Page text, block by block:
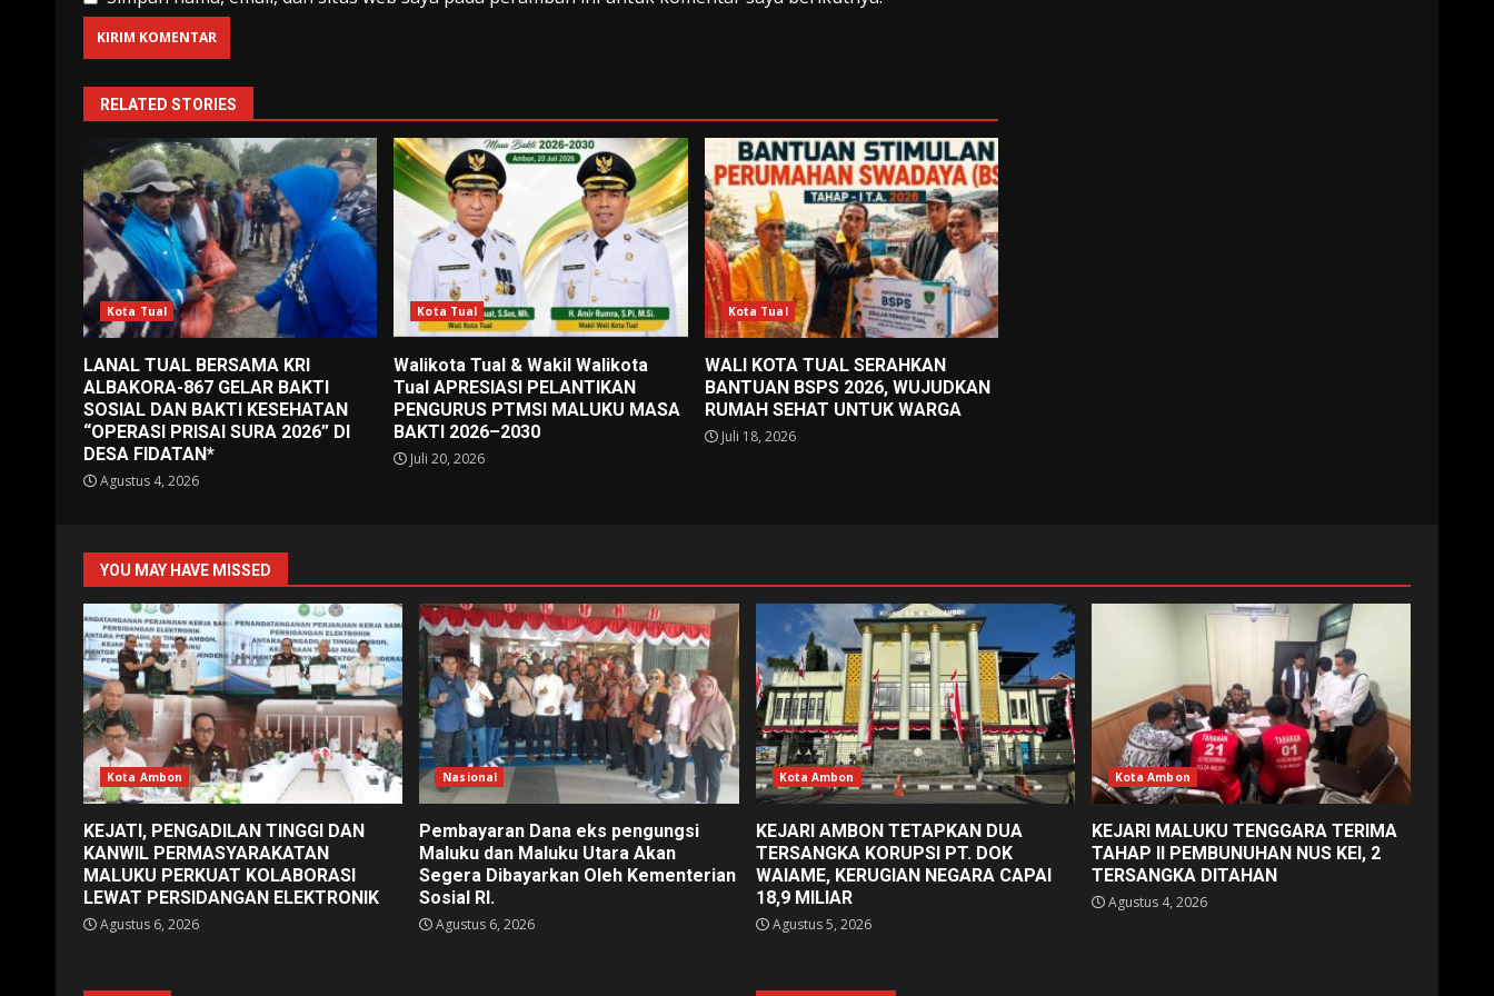
RELATED STORIES
Kota Tual
LANAL TUAL BERSAMA KRI
ALBAKORA-867 GELAR BAKTI
SOSIAL DAN BAKTI KESEHATAN
“OPERASI PRISAI SURA 2026” DI
DESA FIDATAN*
Agustus 4, 2026
Kota Tual
Walikota Tual & Wakil Walikota
Tual APRESIASI PELANTIKAN
PENGURUS PTMSI MALUKU MASA
BAKTI 2026–2030
Juli 20, 2026
Kota Tual
WALI KOTA TUAL SERAHKAN
BANTUAN BSPS 2026, WUJUDKAN
RUMAH SEHAT UNTUK WARGA
Juli 18, 2026
YOU MAY HAVE MISSED
Kota Ambon
KEJATI, PENGADILAN TINGGI DAN
KANWIL PERMASYARAKATAN
MALUKU PERKUAT KOLABORASI
LEWAT PERSIDANGAN ELEKTRONIK
Agustus 6, 2026
Nasional
Pembayaran Dana eks pengungsi
Maluku dan Maluku Utara Akan
Segera Dibayarkan Oleh Kementerian
Sosial RI.
Agustus 6, 2026
Kota Ambon
KEJARI AMBON TETAPKAN DUA
TERSANGKA KORUPSI PT. DOK
WAIAME, KERUGIAN NEGARA CAPAI
18,9 MILIAR
Agustus 5, 2026
Kota Ambon
KEJARI MALUKU TENGGARA TERIMA
TAHAP II PEMBUNUHAN NUS KEI, 2
TERSANGKA DITAHAN
Agustus 4, 2026